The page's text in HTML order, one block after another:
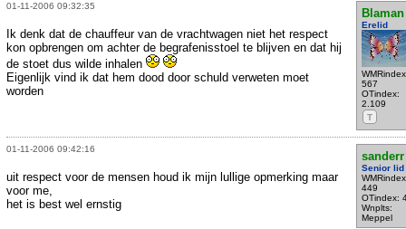
01-11-2006 09:32:35
Blaman
Erelid
567
OTindex:
2.109
T
Ik denk dat de chauffeur van de vrachtwagen niet het respect
kon opbrengen om achter de begrafenisstoel te blijven en dat hij
de stoet dus wilde inhalen
Eigenlijk vind ik dat hem dood door schuld verweten moet
worden
01-11-2006 09:42:16
sanderr
Senior lid
449
OTindex:
Wnplts:
Meppel
uit respect voor de mensen houd ik mijn lullige opmerking maar
voor me,
het is best wel ernstig